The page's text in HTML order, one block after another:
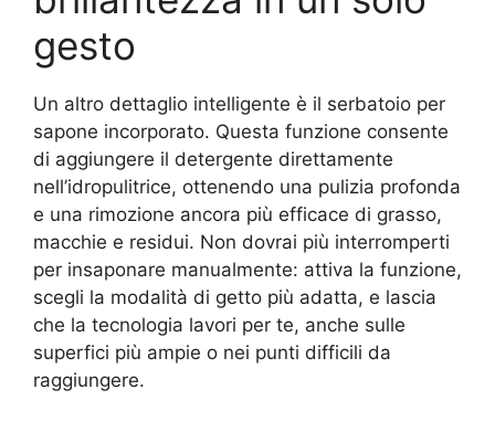
gesto
Un altro dettaglio intelligente è il serbatoio per
sapone incorporato. Questa funzione consente
di aggiungere il detergente direttamente
nell’idropulitrice, ottenendo una pulizia profonda
e una rimozione ancora più efficace di grasso,
macchie e residui. Non dovrai più interromperti
per insaponare manualmente: attiva la funzione,
scegli la modalità di getto più adatta, e lascia
che la tecnologia lavori per te, anche sulle
superfici più ampie o nei punti difficili da
raggiungere.